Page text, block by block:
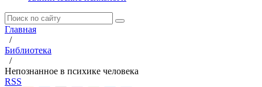
Главная
/
Библиотека
/
Непознанное в психике человека
RSS